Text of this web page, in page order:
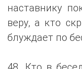
наставнику
веру, а кто
блуждает по